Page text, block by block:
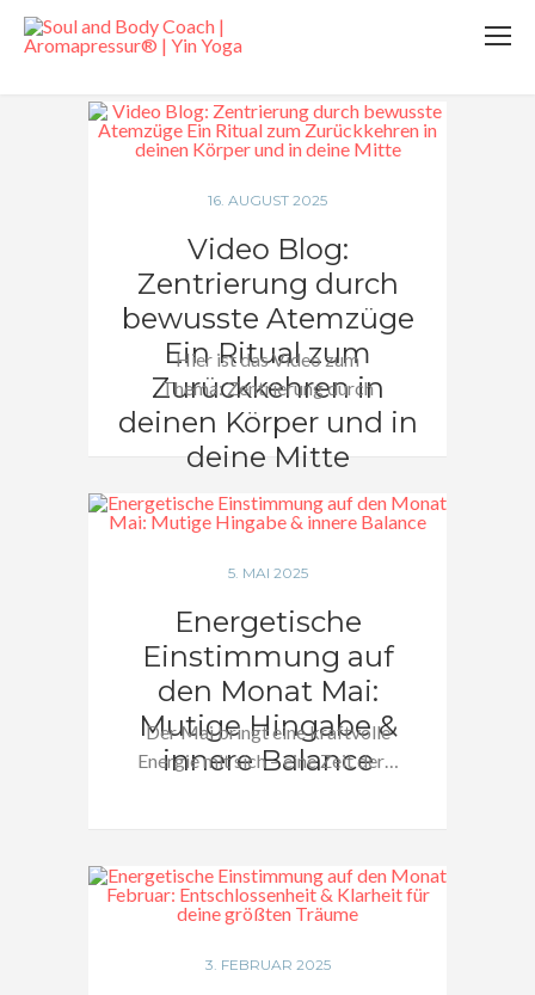
KATEGORIE: MEDITATION
16. AUGUST 2025
Video Blog:
Zentrierung durch
bewusste Atemzüge
Ein Ritual zum
Zurückkehren in
deinen Körper und in
deine Mitte
Hier ist das Video zum
Thema: Zentrierung durch
bewusste Atemzüge Ein Ritual
zum…
5. MAI 2025
Energetische
Einstimmung auf
den Monat Mai:
Mutige Hingabe &
innere Balance
Der Mai bringt eine kraftvolle
Energie mit sich – eine Zeit der…
3. FEBRUAR 2025